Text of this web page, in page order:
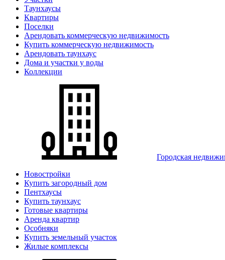
Таунхаусы
Квартиры
Поселки
Арендовать коммерческую недвижимость
Купить коммерческую недвижимость
Арендовать таунхаус
Дома и участки у воды
Коллекции
Городская
Новостройки
Купить загородный дом
Пентхаусы
Купить таунхаус
Готовые квартиры
Аренда квартир
Особняки
Купить земельный участок
Жилые комплексы